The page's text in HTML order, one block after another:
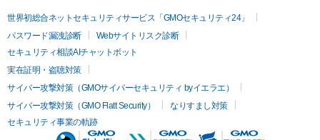
世界初総合ネットセキュリティサービス「GMOセキュリティ24」
パスワード漏洩診断
Webサイトリスク診断
セキュリティ相談AIチャットボット
実在証明・盗聴対策
サイバー攻撃対策（GMOサイバーセキュリティ byイエラエ）
サイバー攻撃対策（GMO Flatt Security）
なりすまし対策
セキュリティ事業の軌跡